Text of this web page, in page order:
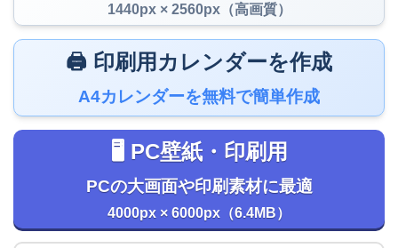
1440px × 2560px（高画質）
🖨️ 印刷用カレンダーを作成
A4カレンダーを無料で簡単作成
🖥️ PC壁紙・印刷用
PCの大画面や印刷素材に最適
4000px × 6000px（6.4MB）